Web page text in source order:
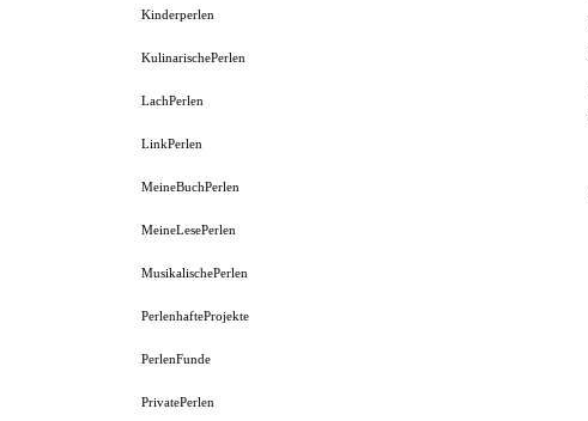
Kinderperlen
KulinarischePerlen
LachPerlen
LinkPerlen
MeineBuchPerlen
MeineLesePerlen
MusikalischePerlen
PerlenhafteProjekte
PerlenFunde
PrivatePerlen